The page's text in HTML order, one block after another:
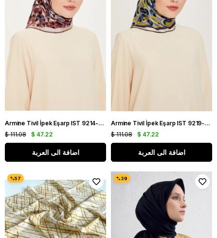
Armine Tivil İpek Eşarp IST 9214-83 Mor Karışık Desen
$ 47.22
$ 111.08
اضافة الى العربة
Armine Tivil İpek Eşarp IST 9219-82 Krem Karışık Desen
$ 47.22
$ 111.08
اضافة الى العربة